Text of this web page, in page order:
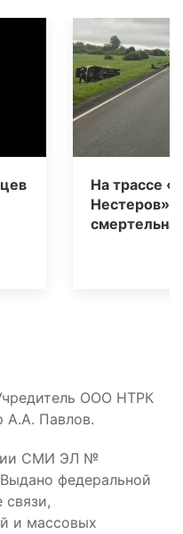
На трассе
Нестеров»
ООО НТРК
А.А. Павлов.
СМИ ЭЛ №
федеральной
связи,
и массовых